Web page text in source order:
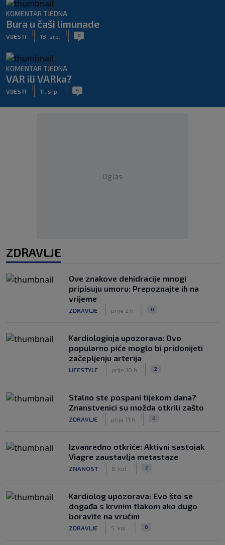
KOMENTAR TJEDNA
Bura u čaši limunade
VIJESTI
|
18. srp.
| 0
KOMENTAR TJEDNA
VAR ili VARka?
VIJESTI
|
11. srp.
| 4
Oglas
ZDRAVLJE
Ove znakove dehidracije mnogi
pripisuju umoru: Prepoznajte ih na
vrijeme
ZDRAVLJE prije 2 h 0
Kardiologinja upozorava: Ovo
popularno piće moglo bi pridonijeti
začepljenju arterija
LIFESTYLE prije 10 h 2
Stalno ste pospani tijekom dana?
Znanstvenici su možda otkrili zašto
ZDRAVLJE prije 11 h 0
Izvanredno otkriće: Aktivni sastojak
Viagre zaustavlja metastaze
ZNANOST 6. kol. 2
Kardiolog upozorava: Evo što se
događa s krvnim tlakom ako dugo
boravite na vrućini
ZDRAVLJE 5. kol. 0